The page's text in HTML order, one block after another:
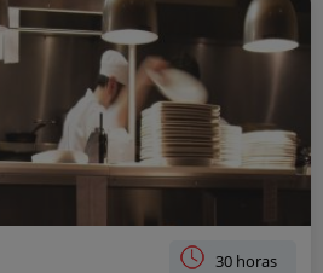
30 horas